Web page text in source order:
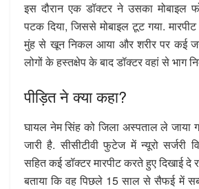
इस दौरान एक डॉक्टर ने उसका मोबाइल
पटक दिया, जिससे मोबाइल टूट गया.
मुंह से खून निकल आया और शरीर पर कई
लोगों के हस्तक्षेप के बाद डॉक्टर वहां से भाग
पीड़ित ने क्या कहा?
घायल नेम सिंह को जिला अस्पताल ले जाया
जारी है. सीसीटीवी फुटेज में न्यूरो सर्जरी
सहित कई डॉक्टर मारपीट करते हुए दिखाई दे
बताया कि वह पिछले 15 साल से सैफई में